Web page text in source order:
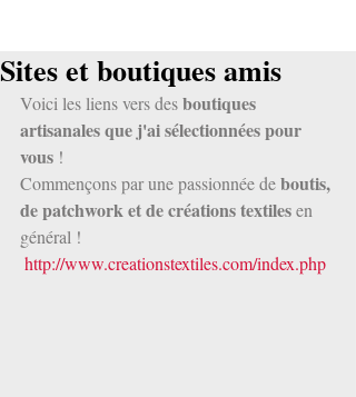
Sites et boutiques amis
Voici les liens vers des boutiques
artisanales que j'ai sélectionnées pour
vous !
Commençons par une passionnée de boutis,
de patchwork et de créations textiles en
général !
http://www.creationstextiles.com/index.php